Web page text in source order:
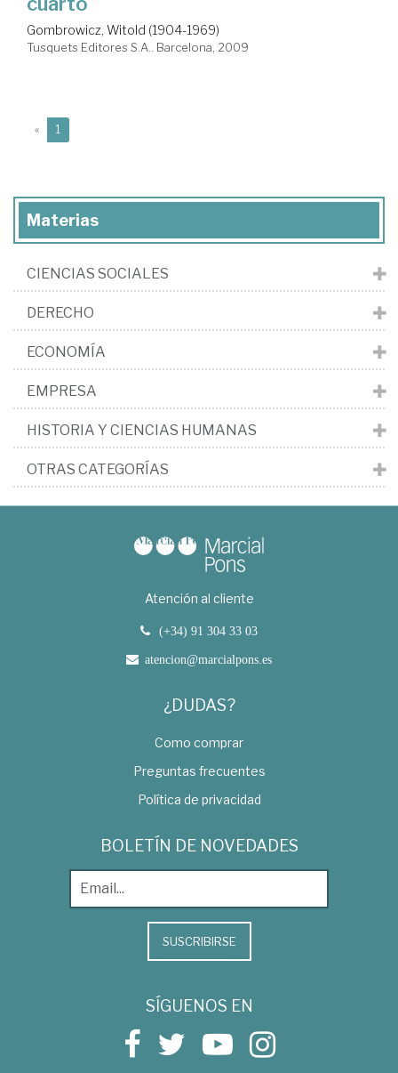
Gombrowicz, Witold (1904-1969)
Tusquets Editores S.A.. Barcelona, 2009
« 1
Materias
CIENCIAS SOCIALES
DERECHO
ECONOMÍA
EMPRESA
HISTORIA Y CIENCIAS HUMANAS
OTRAS CATEGORÍAS
Atención al cliente
(+34) 91 304 33 03
atencion@marcialpons.es
¿DUDAS?
Como comprar
Preguntas frecuentes
Política de privacidad
BOLETÍN DE NOVEDADES
SUSCRIBIRSE
SÍGUENOS EN